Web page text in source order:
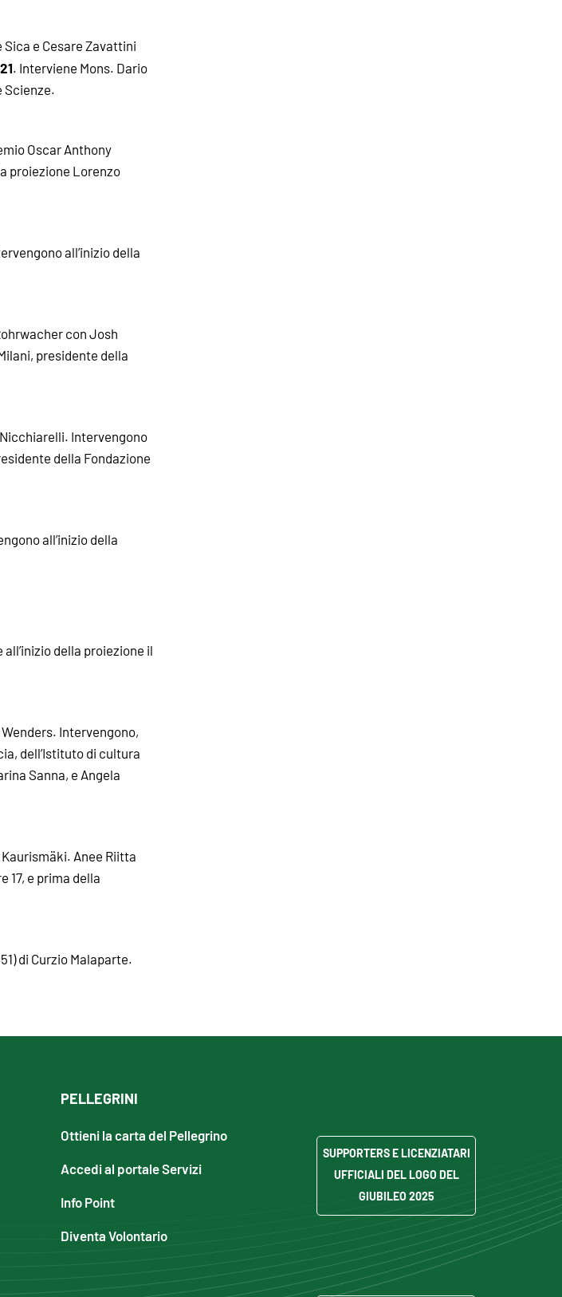
e Cesare Zavattini
. Interviene Mons. Dario
Scienze.
Oscar Anthony
proiezione Lorenzo
all’inizio della
con Josh
presidente della
Intervengono
della Fondazione
all’inizio della
della proiezione il
Intervengono,
dell’Istituto di cultura
Sanna, e Angela
Anee Riitta
17, e prima della
di Curzio Malaparte.
PELLEGRINI
Ottieni la carta del Pellegrino
Accedi al portale Servizi
Info Point
Diventa Volontario
SUPPORTERS E LICENZIATARI
UFFICIALI DEL LOGO DEL
GIUBILEO 2025